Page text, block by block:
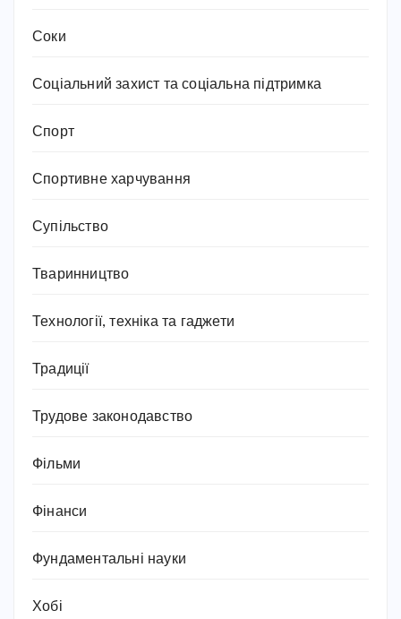
Соки
Соціальний захист та соціальна підтримка
Спорт
Спортивне харчування
Супільство
Тваринництво
Технології, техніка та гаджети
Традиції
Трудове законодавство
Фільми
Фінанси
Фундаментальні науки
Хобі